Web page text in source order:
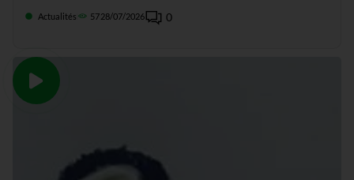
Actualités 5728/07/2026 0